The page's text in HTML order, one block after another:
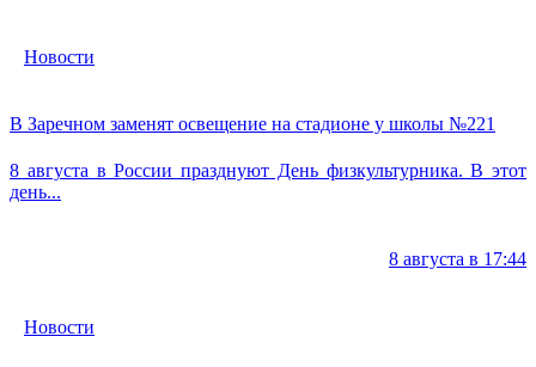
Новости
В Заречном заменят освещение на стадионе у школы №221
8 августа в России празднуют День физкультурника. В этот
день...
8 августа в 17:44
Новости